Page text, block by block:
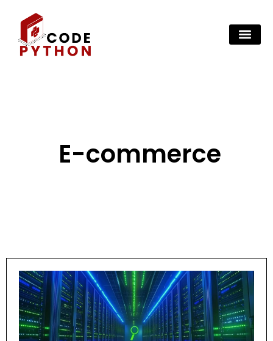
E-commerce